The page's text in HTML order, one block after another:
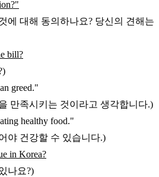
에 대해 동의하나요? 당신의 견해는
bill?
greed."
만족시키는 것이라고 생각합니다.)
healthy food."
야 건강할 수 있습니다.)
in Korea?
나요?)